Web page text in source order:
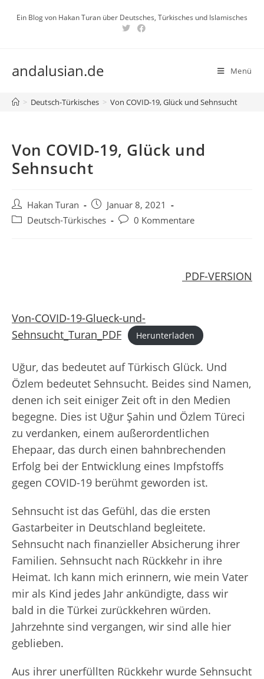
InhaltEin Blog von Hakan Turan über Deutsches, Türkisches und Islamisches
andalusian.de Menü
> Deutsch-Türkisches > Von COVID-19, Glück und Sehnsucht
Von COVID-19, Glück und
Sehnsucht
Beitrags-
Autor:
Hakan Turan
Beitrag
veröffentlicht:
Januar 8, 2021
Beitrags-
Deutsch-Türkisches
Beitrags-
0 Kommentare
PDF-VERSION
Von-COVID-19-Glueck-und-
Sehnsucht_Turan_PDF
Herunterladen
Uğur, das bedeutet auf Türkisch Glück. Und
Özlem bedeutet Sehnsucht. Beides sind Namen,
denen ich seit einiger Zeit oft in den Medien
begegne. Dies ist Uğur Şahin und Özlem Türeci
zu verdanken, einem außerordentlichen
Ehepaar, das durch einen bahnbrechenden
Erfolg bei der Entwicklung eines Impfstoffs
gegen COVID-19 berühmt geworden ist.
Sehnsucht ist das Gefühl, das die ersten
Gastarbeiter in Deutschland begleitete.
Sehnsucht nach finanzieller Absicherung ihrer
Familien. Sehnsucht nach Rückkehr in ihre
Heimat. Ich kann mich erinnern, wie mein Vater
mir als Kind jedes Jahr ankündigte, dass wir
bald in die Türkei zurückkehren würden.
Jahrzehnte sind vergangen, wir sind alle hier
geblieben.
Aus ihrer unerfüllten Rückkehr wurde Sehnsucht